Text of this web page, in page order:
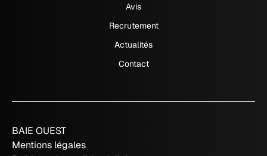
Avis
Recrutement
Actualités
Contact
BAIE OUEST
Mentions légales